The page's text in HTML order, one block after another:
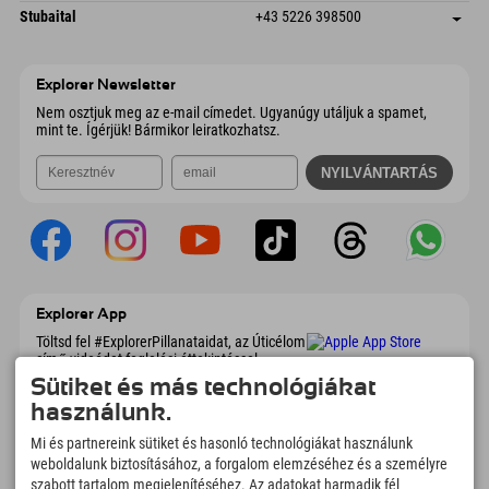
Ausztria
Könyv
Dorfstraße 24
Cím mentése
Stubaital +43 5226 398500
Explorer Newsletter
Nem osztjuk meg az e-mail címedet. Ugyanúgy utáljuk a spamet,
mint te. Ígérjük! Bármikor leiratkozhatsz.
Explorer App
Töltsd fel #ExplorerPillanataidat, az Úticélom
című videódat foglalási áttekintéssel,
bakancslistával, étterem áttekintéssel és
még sok mással. Töltsd le most!
Felfedezős pillanatok ideje
Sütiket és más technológiákat
használunk.
Mi és partnereink sütiket és hasonló technológiákat használunk
weboldalunk biztosításához, a forgalom elemzéséhez és a személyre
szabott tartalom megjelenítéséhez. Az adatokat harmadik fél